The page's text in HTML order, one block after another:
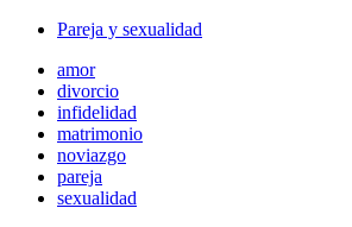
Pareja y sexualidad
amor
divorcio
infidelidad
matrimonio
noviazgo
pareja
sexualidad